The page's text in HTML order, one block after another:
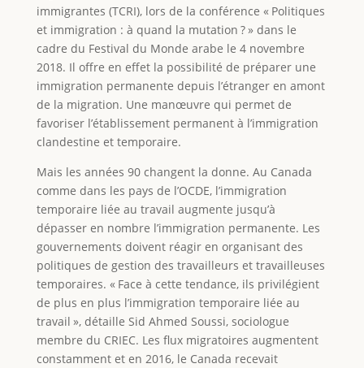
immigrantes (TCRI), lors de la conférence « Politiques
et immigration : à quand la mutation ? » dans le
cadre du Festival du Monde arabe le 4 novembre
2018. Il offre en effet la possibilité de préparer une
immigration permanente depuis l’étranger en amont
de la migration. Une manœuvre qui permet de
favoriser l’établissement permanent à l’immigration
clandestine et temporaire.
Mais les années 90 changent la donne. Au Canada
comme dans les pays de l’OCDE, l’immigration
temporaire liée au travail augmente jusqu’à
dépasser en nombre l’immigration permanente. Les
gouvernements doivent réagir en organisant des
politiques de gestion des travailleurs et travailleuses
temporaires. « Face à cette tendance, ils privilégient
de plus en plus l’immigration temporaire liée au
travail », détaille Sid Ahmed Soussi, sociologue
membre du CRIEC. Les flux migratoires augmentent
constamment et en 2016, le Canada recevait